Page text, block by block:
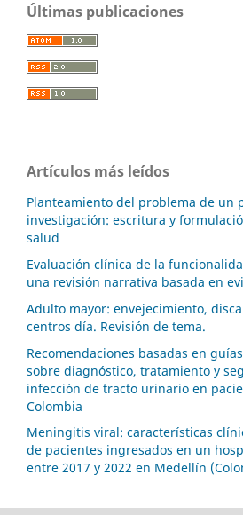
Últimas publicaciones
Artículos más leídos
Planteamiento del problema de un
investigación: escritura y
salud
Evaluación clínica de la
una revisión narrativa basada en
Adulto mayor: envejecimiento,
centros día. Revisión de tema.
Recomendaciones basadas en
sobre diagnóstico, tratamiento y
infección de tracto urinario en
Colombia
Meningitis viral: características
de pacientes ingresados en un
entre 2017 y 2022 en Medellín